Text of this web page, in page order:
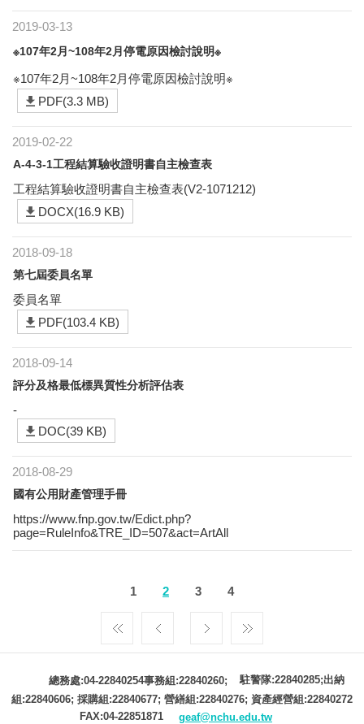
2019-03-13
※107年2月~108年2月停電原因檢討說明※
※107年2月~108年2月停電原因檢討說明※
PDF(3.3 MB)
2019-02-22
A-4-3-1工程結算驗收證明書自主檢查表
工程結算驗收證明書自主檢查表(V2-1071212)
DOCX(16.9 KB)
2018-09-18
第七屆委員名單
委員名單
PDF(103.4 KB)
2018-09-14
評分及格最低標異質性分析評估表
-
DOC(39 KB)
2018-08-29
國有公用財產管理手冊
https://www.fnp.gov.tw/Edict.php?
page=RuleInfo&TRE_ID=507&act=ArtAll
1 2 3 4
總務處:04-22840254事務組:22840260;
駐警隊:22840285;出納
組:22840606; 採購組:22840677; 營繕組:22840276; 資產經營組:22840272
FAX:04-22851871
geaf@nchu.edu.tw